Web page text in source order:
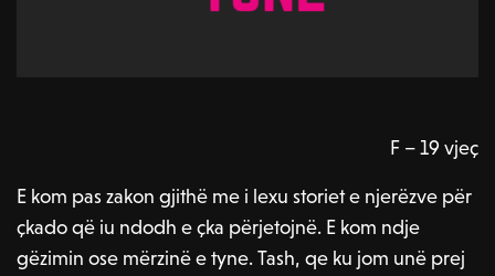
F – 19 vjeç
E kom pas zakon gjithë me i lexu storiet e njerëzve për
çkado që iu ndodh e çka përjetojnë. E kom ndje
gëzimin ose mërzinë e tyne. Tash, qe ku jom unë prej